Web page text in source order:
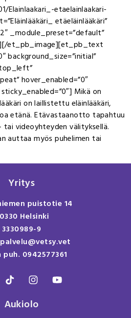
Elainlaakari_-etaelainlaakari-
etäeläinlääkäri”
_module_preset=”default”
et_pb_image][et_pb_text
background_size=”initial”
hover_enabled=”0″
Mikä on
on laillistettu eläinlääkäri,
etänä. Etävastaanotto tapahtuu
tai videoyhteyden välityksellä.
auttaa myös puhelimen tai
Yritys
puistotie 14
Helsinki
3330989-9
0942577361
Aukiolo